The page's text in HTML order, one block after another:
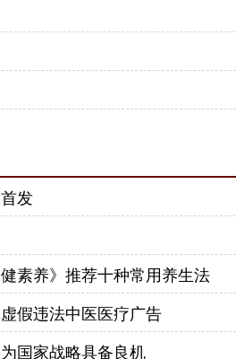
发
素养》推荐十种常用养生法
假违法中医医疗广告
国家战略具备良机